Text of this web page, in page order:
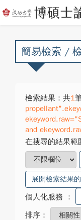
簡易檢索 /
檢索結果：共1
and
在搜尋的結果範
展開檢索結果
個人化服務 ：
排序：